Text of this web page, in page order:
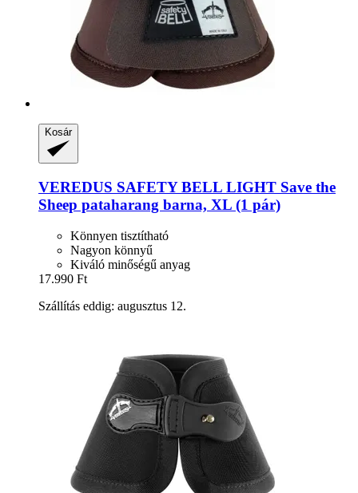
Kosár
VEREDUS SAFETY BELL LIGHT Save the
Sheep pataharang barna, XL (1 pár)
Könnyen tisztítható
Nagyon könnyű
Kiváló minőségű anyag
17.990 Ft
Szállítás eddig: augusztus 12.